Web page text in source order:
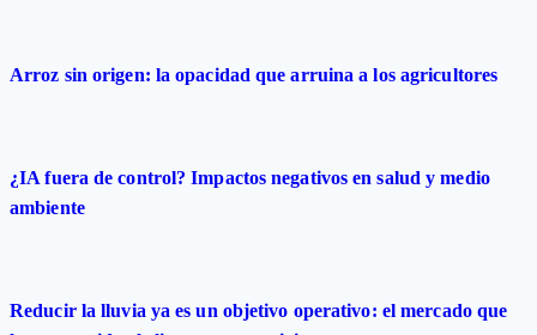
Arroz sin origen: la opacidad que arruina a los agricultores
¿IA fuera de control? Impactos negativos en salud y medio
ambiente
Reducir la lluvia ya es un objetivo operativo: el mercado que